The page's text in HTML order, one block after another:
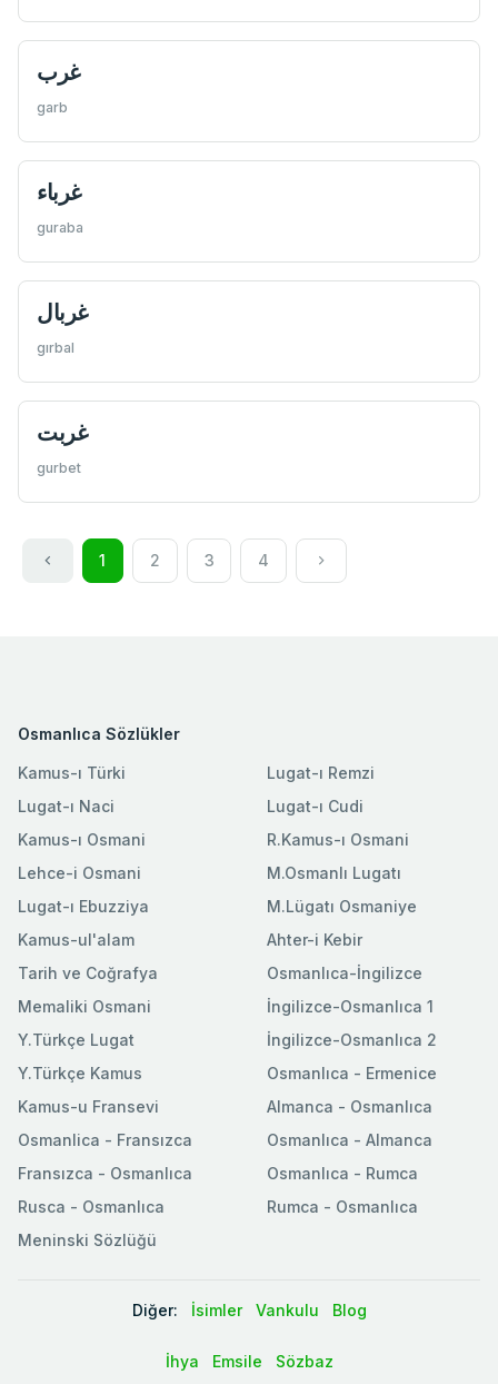
غرب
garb
غرباء
guraba
غربال
gırbal
غربت
gurbet
1 2 3 4
Osmanlıca Sözlükler
Kamus-ı Türki
Lugat-ı Naci
Kamus-ı Osmani
Lehce-i Osmani
Lugat-ı Ebuzziya
Lugat-ı Remzi
Lugat-ı Cudi
R.Kamus-ı Osmani
M.Osmanlı Lugatı
M.Lügatı Osmaniye
Kamus-ul'alam
Tarih ve Coğrafya
Memaliki Osmani
Y.Türkçe Lugat
Y.Türkçe Kamus
Ahter-i Kebir
Osmanlıca-İngilizce
İngilizce-Osmanlıca 1
İngilizce-Osmanlıca 2
Osmanlıca - Ermenice
Kamus-u Fransevi
Osmanlica - Fransızca
Fransızca - Osmanlıca
Rusca - Osmanlıca
Meninski Sözlüğü
Almanca - Osmanlıca
Osmanlıca - Almanca
Osmanlıca - Rumca
Rumca - Osmanlıca
Diğer: İsimler Vankulu Blog
İhya Emsile Sözbaz